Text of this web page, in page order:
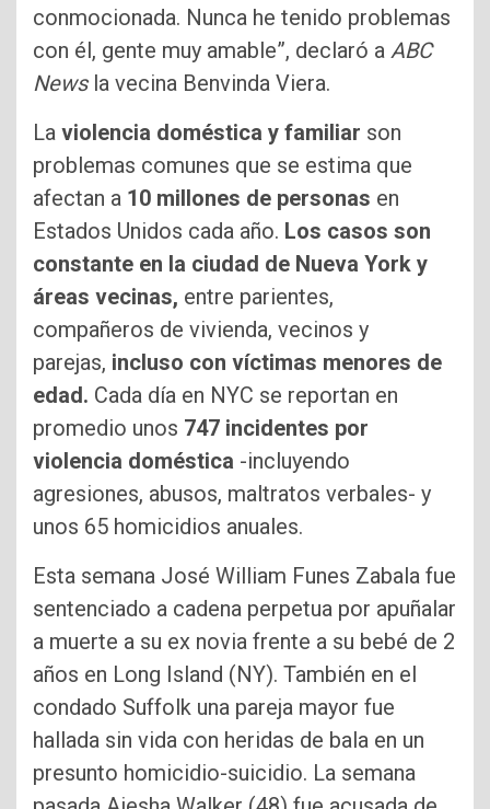
conmocionada. Nunca he tenido problemas
con él, gente muy amable”, declaró a ABC
Newsla vecina Benvinda Viera.
La violencia doméstica y familiar son
problemas comunes que se estima que
afectan a 10 millones de personas en
Estados Unidos cada año. Los casos son
constante en la ciudad de Nueva York y
áreas vecinas, entre parientes,
compañeros de vivienda, vecinos y
parejas, incluso con víctimas menores de
edad. Cada día en NYC se reportan en
promedio unos 747 incidentes por
violencia doméstica -incluyendo
agresiones, abusos, maltratos verbales- y
unos 65 homicidios anuales.
Esta semana José William Funes Zabala fue
sentenciado a cadena perpetua por apuñalar
a muerte a su ex novia frente a su bebé de 2
años en Long Island (NY). También en el
condado Suffolk una pareja mayor fue
hallada sin vida con heridas de bala en un
presunto homicidio-suicidio. La semana